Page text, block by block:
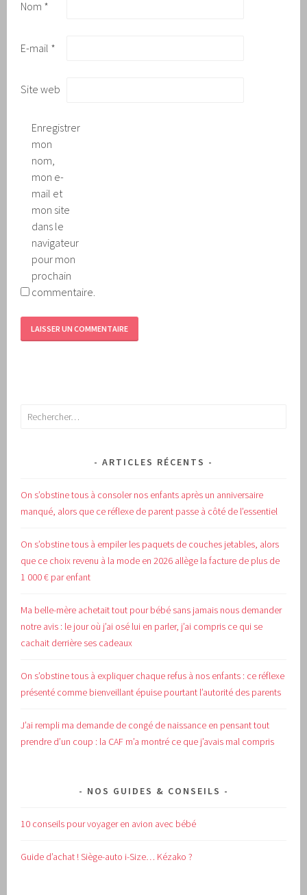
Nom *
E-mail *
Site web
Enregistrer
mon
nom,
mon e-
mail et
mon site
dans le
navigateur
pour mon
prochain
commentaire.
Rechercher :
ARTICLES RÉCENTS
On s’obstine tous à consoler nos enfants après un anniversaire
manqué, alors que ce réflexe de parent passe à côté de l’essentiel
On s’obstine tous à empiler les paquets de couches jetables, alors
que ce choix revenu à la mode en 2026 allège la facture de plus de
1 000 € par enfant
Ma belle-mère achetait tout pour bébé sans jamais nous demander
notre avis : le jour où j’ai osé lui en parler, j’ai compris ce qui se
cachait derrière ses cadeaux
On s’obstine tous à expliquer chaque refus à nos enfants : ce réflexe
présenté comme bienveillant épuise pourtant l’autorité des parents
J’ai rempli ma demande de congé de naissance en pensant tout
prendre d’un coup : la CAF m’a montré ce que j’avais mal compris
NOS GUIDES & CONSEILS
10 conseils pour voyager en avion avec bébé
Guide d’achat !Siège-auto i-Size… Kézako ?